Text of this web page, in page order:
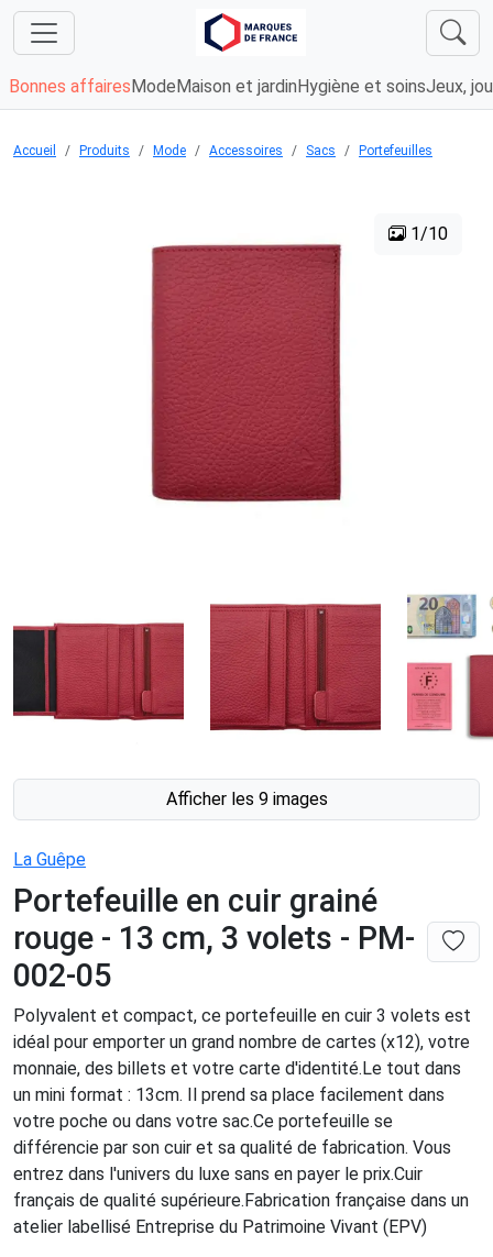
Bonnes affaires Mode Maison et jardin Hygiène et soinsJeux,
Accueil Produits Mode Accessoires Sacs Portefeuilles
1/10
Afficher les 9 images
La Guêpe
Portefeuille en cuir grainé
rouge - 13 cm, 3 volets - PM-
002-05
Polyvalent et compact, ce portefeuille en cuir 3 volets est
idéal pour emporter un grand nombre de cartes (x12), votre
monnaie, des billets et votre carte d'identité.Le tout dans
un mini format : 13cm. Il prend sa place facilement dans
votre poche ou dans votre sac.Ce portefeuille se
différencie par son cuir et sa qualité de fabrication. Vous
entrez dans l'univers du luxe sans en payer le prix.Cuir
français de qualité supérieure.Fabrication française dans un
atelier labellisé Entreprise du Patrimoine Vivant (EPV)